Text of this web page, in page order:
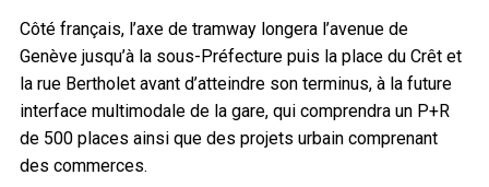
Côté français, l’axe de tramway longera l’avenue de
Genève jusqu’à la sous-Préfecture puis la place du Crêt et
la rue Bertholet avant d’atteindre son terminus, à la future
interface multimodale de la gare, qui comprendra un P+R
de 500 places ainsi que des projets urbain comprenant
des commerces.